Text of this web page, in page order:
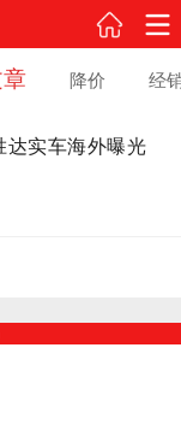
降价 经
达实车海外曝光